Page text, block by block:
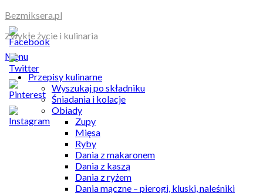
Skip
to
content
Bezmiksera.pl
Zwykłe życie i kulinaria
Menu
Przepisy kulinarne
Wyszukaj po składniku
Śniadania i kolacje
Obiady
Zupy
Mięsa
Ryby
Dania z makaronem
Dania z kaszą
Dania z ryżem
Dania mączne – pierogi, kluski, naleśniki